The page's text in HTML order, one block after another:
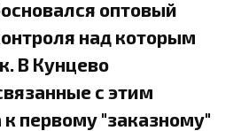
оптовый
над которым
В Кунцево
с этим
первому "заказному"